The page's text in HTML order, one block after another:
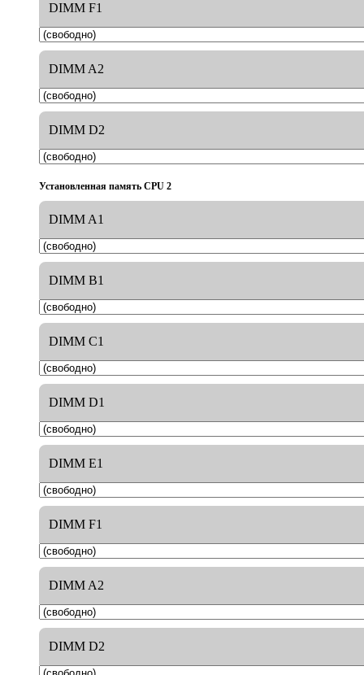
DIMM F1
DIMM A2
DIMM D2
Установленная память CPU 2
DIMM A1
DIMM B1
DIMM C1
DIMM D1
DIMM E1
DIMM F1
DIMM A2
DIMM D2